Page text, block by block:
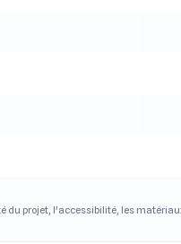
projet, l'accessibilité, les